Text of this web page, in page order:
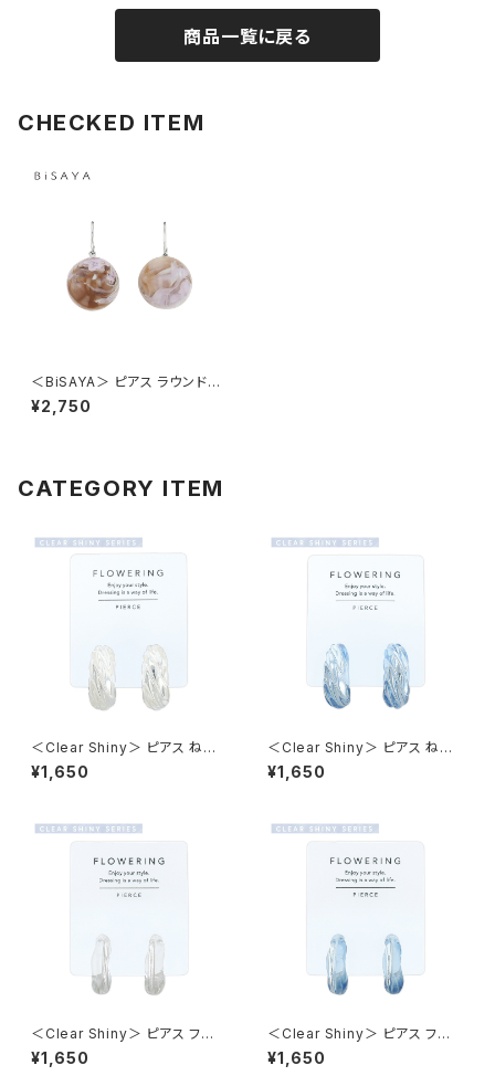
商品一覧に戻る
CHECKED ITEM
＜BiSAYA＞ ピアス ラウンド×
マーブル BAP0016-PU（パー
プル）
¥2,750
CATEGORY ITEM
＜Clear Shiny＞ ピアス ねじり
×クリアメタル AAP1994-CR
（クリア）
¥1,650
＜Clear Shiny＞ ピアス ねじり
×クリアメタル AAP1994-BL
（ブルー）
¥1,650
＜Clear Shiny＞ ピアス フー
プ×クリアメタル AAP1993-CR
（クリア）
¥1,650
＜Clear Shiny＞ ピアス フー
プ×クリアメタル AAP1993-BL
（ブルー）
¥1,650